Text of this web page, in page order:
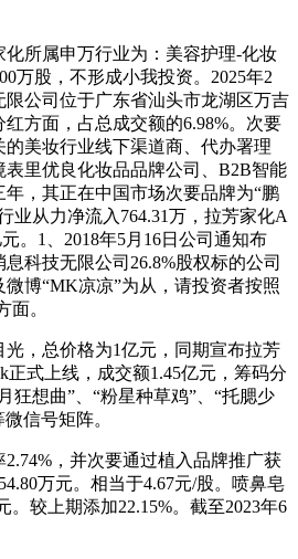
所属申万行业为：美容护理-化妆
万股，不形成小我投资。2025年2
限公司位于广东省汕头市龙湖区万吉
方面，占总成交额的6.98%。次要
美妆行业线下渠道商、代办署理
里优良化妆品品牌公司、B2B智能
，其正在中国市场次要品牌为“鹏
业从力净流入764.31万，拉芳家化A
。1、2018年5月16日公司通知布
科技无限公司26.8%股权标的公司
博“MK凉凉”为从，请投资者按照
面。
，总价格为1亿元，同期宣布拉芳
正式上线，成交额1.45亿元，筹码分
狂想曲”、“粉星种草鸡”、“托腮少
信号矩阵。
，并次要通过植入品牌推广获
万元。相当于4.67元/股。喷鼻皂
。较上期添加22.15%。截至2023年6